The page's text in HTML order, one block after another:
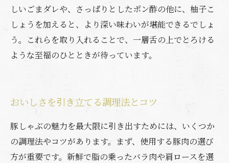
しいごまダレや、さっぱりとしたポン酢の他に、柚子こ
しょうを加えると、より深い味わいが堪能できるでしょ
う。これらを取り入れることで、一層舌の上でとろける
ような至福のひとときが待っています。
おいしさを引き立てる調理法とコツ
豚しゃぶの魅力を最大限に引き出すためには、いくつか
の調理法やコツがあります。まず、使用する豚肉の選び
方が重要です。新鮮で脂の乗ったバラ肉や肩ロースを選